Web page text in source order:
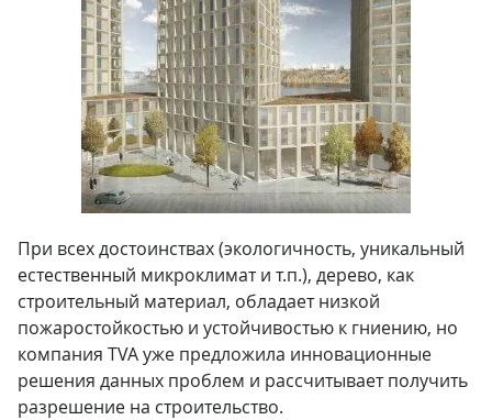
При всех достоинствах (экологичность, уникальный
естественный микроклимат и т.п.), дерево, как
строительный материал, обладает низкой
пожаростойкостью и устойчивостью к гниению, но
компания TVA уже предложила инновационные
решения данных проблем и рассчитывает получить
разрешение на строительство.